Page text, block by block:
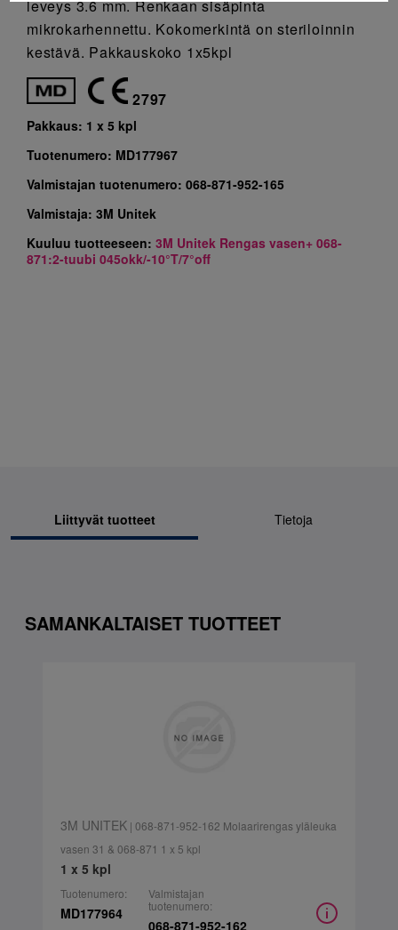
leveys 3.6 mm. Renkaan sisäpinta
mikrokarhennettu. Kokomerkintä on steriloinnin
kestävä. Pakkauskoko 1x5kpl
2797
Pakkaus: 1 x 5 kpl
Tuotenumero: MD177967
Valmistajan tuotenumero: 068-871-952-165
Valmistaja: 3M Unitek
Kuuluu tuotteeseen: 3M Unitek Rengas vasen+ 068-
871:2-tuubi 045okk/-10°T/7°off
Liittyvät tuotteet Tietoja
SAMANKALTAISET TUOTTEET
3M UNITEK| 068-871-952-162 Molaarirengas yläleuka
vasen 31 & 068-871 1 x 5 kpl
1 x 5 kpl
Tuotenumero:
MD177964
Valmistajan
tuotenumero:
068-871-952-162